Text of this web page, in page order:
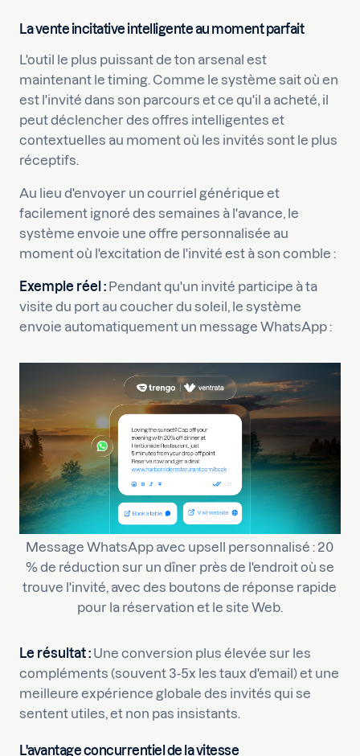
La vente incitative intelligente au moment parfait
L'outil le plus puissant de ton arsenal est
maintenant le timing. Comme le système sait où en
est l'invité dans son parcours et ce qu'il a acheté, il
peut déclencher des offres intelligentes et
contextuelles au moment où les invités sont le plus
réceptifs.
Au lieu d'envoyer un courriel générique et
facilement ignoré des semaines à l'avance, le
système envoie une offre personnalisée au
moment où l'excitation de l'invité est à son comble :
Exemple réel : Pendant qu'un invité participe à ta
visite du port au coucher du soleil, le système
envoie automatiquement un message WhatsApp :
Message WhatsApp avec upsell personnalisé : 20
% de réduction sur un dîner près de l'endroit où se
trouve l'invité, avec des boutons de réponse rapide
pour la réservation et le site Web.
Le résultat : Une conversion plus élevée sur les
compléments (souvent 3-5x les taux d'email) et une
meilleure expérience globale des invités qui se
sentent utiles, et non pas insistants.
L'avantage concurrentiel de la vitesse